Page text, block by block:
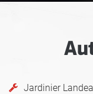
Jardinier